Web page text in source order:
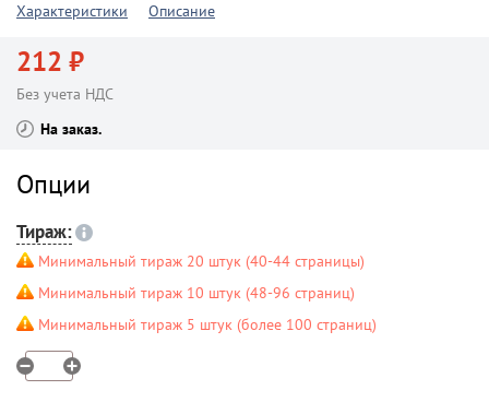
Характеристики
Описание
212 ₽
Без учета НДС
На заказ
Опции
Тираж:
Минимальный тираж 20 штук (40-44 страницы)
Минимальный тираж 10 штук (48-96 страниц)
Минимальный тираж 5 штук (более 100 страниц)